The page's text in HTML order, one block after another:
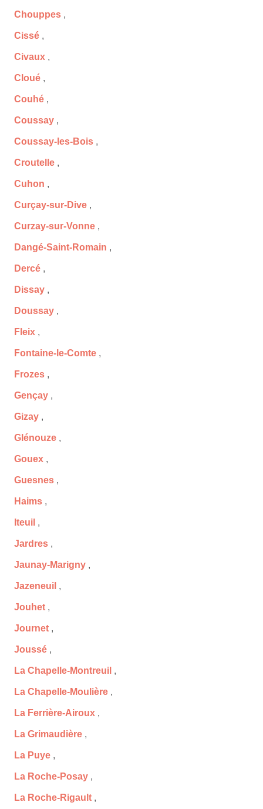
Chouppes ,
Cissé ,
Civaux ,
Cloué ,
Couhé ,
Coussay ,
Coussay-les-Bois ,
Croutelle ,
Cuhon ,
Curçay-sur-Dive ,
Curzay-sur-Vonne ,
Dangé-Saint-Romain ,
Dercé ,
Dissay ,
Doussay ,
Fleix ,
Fontaine-le-Comte ,
Frozes ,
Gençay ,
Gizay ,
Glénouze ,
Gouex ,
Guesnes ,
Haims ,
Iteuil ,
Jardres ,
Jaunay-Marigny ,
Jazeneuil ,
Jouhet ,
Journet ,
Joussé ,
La Chapelle-Montreuil ,
La Chapelle-Moulière ,
La Ferrière-Airoux ,
La Grimaudière ,
La Puye ,
La Roche-Posay ,
La Roche-Rigault ,